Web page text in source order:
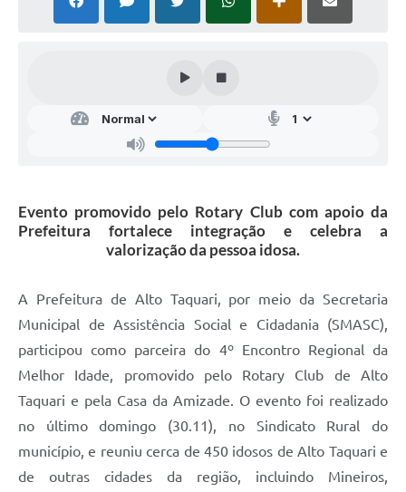
Evento promovido pelo Rotary Club com apoio da
Prefeitura fortalece integração e celebra a
valorização da pessoa idosa.
A Prefeitura de Alto Taquari, por meio da Secretaria
Municipal de Assistência Social e Cidadania (SMASC),
participou como parceira do 4º Encontro Regional da
Melhor Idade, promovido pelo Rotary Club de Alto
Taquari e pela Casa da Amizade. O evento foi realizado
no último domingo (30.11), no Sindicato Rural do
município, e reuniu cerca de 450 idosos de Alto Taquari e
de outras cidades da região, incluindo Mineiros,